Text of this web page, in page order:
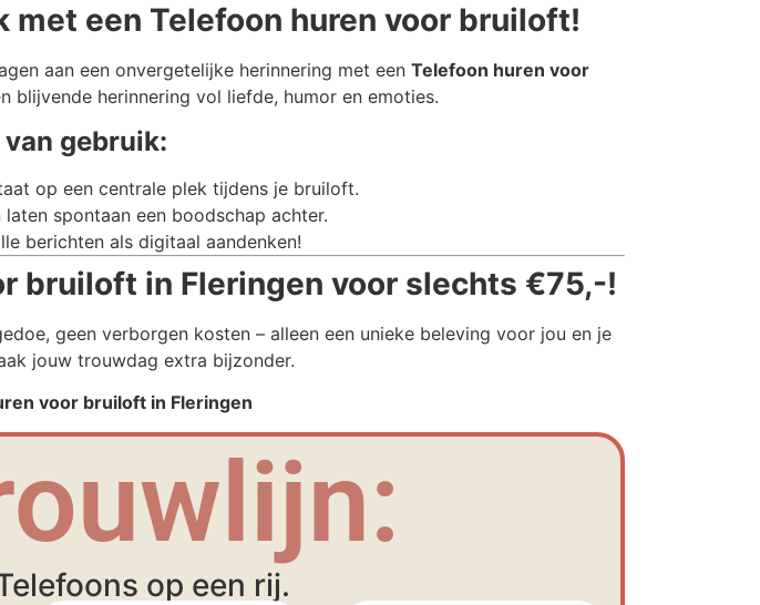
een Telefoon huren voor bruiloft!
aan een onvergetelijke herinnering met een Telefoon huren voor
blijvende herinnering vol liefde, humor en emoties.
gebruik:
op een centrale plek tijdens je bruiloft.
spontaan een boodschap achter.
berichten als digitaal aandenken!
bruiloft in Fleringen voor slechts €75,-!
geen verborgen kosten – alleen een unieke beleving voor jou en je
jouw trouwdag extra bijzonder.
voor bruiloft in Fleringen
op een rij.